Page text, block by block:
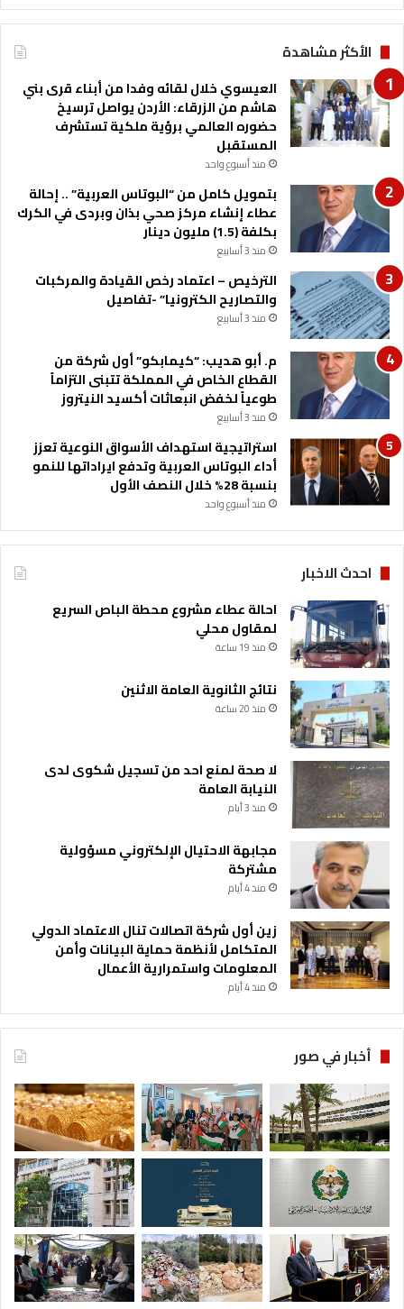
ا
ض
ي
د
ع
ر
ب
ة
ا
ل
ن
و
ي
ا
ل
ح
د
و
د
ي
س
د
ع
م
ل
ح
ر
ك
ة
ا
ل
س
ي
ا
ح
ي
ة
خ
ل
ا
ل
ا
ل
ي
د
الأكثر مشاهدة
العيسوي خلال لقائه وفدا من أبناء قرى بني
هاشم من الزرقاء: الأردن يواصل ترسيخ
حضوره العالمي برؤية ملكية تستشرف
المستقبل
منذ أسبوع واحد
بتمويل كامل من “البوتاس العربية” .. إحالة
عطاء إنشاء مركز صحي بذان وبردى في الكرك
بكلفة (1.5) مليون دينار
منذ 3 أسابيع
الترخيص – اعتماد رخص القيادة والمركبات
والتصاريح الكترونيا” -تفاصيل
منذ 3 أسابيع
م. أبو هديب: “كيمابكو” أول شركة من
القطاع الخاص في المملكة تتبنى التزاماً
طوعياً لخفض انبعاثات أكسيد النيتروز
منذ 3 أسابيع
استراتيجية استهداف الأسواق النوعية تعزز
أداء البوتاس العربية وتدفع ايراداتها للنمو
بنسبة 28% خلال النصف الأول
منذ أسبوع واحد
احدث الاخبار
احالة عطاء مشروع محطة الباص السريع
لمقاول محلي
منذ 19 ساعة
نتائج الثانوية العامة الاثنين
منذ 20 ساعة
لا صحة لمنع احد من تسجيل شكوى لدى
النيابة العامة
منذ 3 أيام
مجابهة الاحتيال الإلكتروني مسؤولية
مشتركة
منذ 4 أيام
زين أول شركة اتصالات تنال الاعتماد الدولي
المتكامل لأنظمة حماية البيانات وأمن
المعلومات واستمرارية الأعمال
منذ 4 أيام
أخبار في صور